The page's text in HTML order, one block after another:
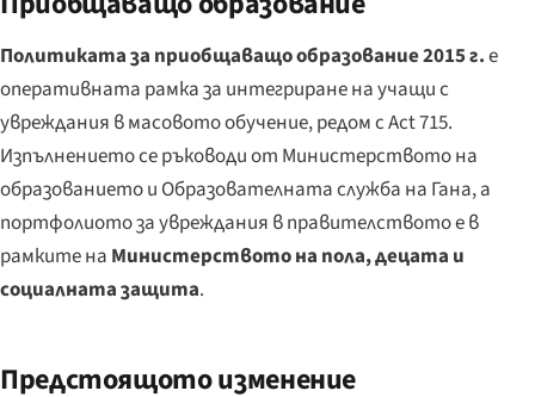
Политиката за приобщаващо образование 2015 г.е
оперативната рамка за интегриране на учащи с
увреждания в масовото обучение, редом с Act 715.
Изпълнението се ръководи от Министерството на
образованието и Образователната служба на Гана, а
портфолиото за увреждания в правителството е в
рамките на Министерството на пола, децата и
социалната защита.
Предстоящото изменение